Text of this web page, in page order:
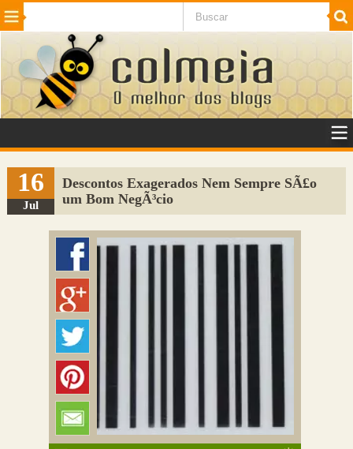
Beleza Cinema e TV
Internet Jogos NotÃ­cias SaÃºde
VeÃ­culos Adulto
Sugerir Link
Adicionar Blog
Colmeia Exchange
16
Jul
Descontos Exagerados Nem Sempre SÃ£o
um Bom NegÃ³cio